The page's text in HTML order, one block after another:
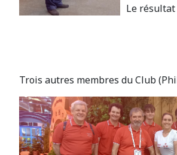
Le
Trois autres membres du Club